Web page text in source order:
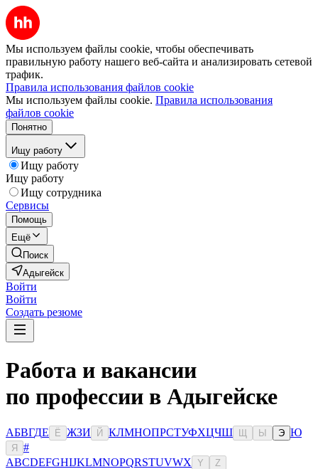
Мы используем файлы cookie, чтобы обеспечивать
правильную работу нашего веб-сайта и анализировать сетевой
трафик.
Правила использования файлов cookie
Мы используем файлы cookie. Правила использования
файлов cookie
Понятно
Ищу работу
Ищу работу
Ищу работу
Ищу сотрудника
Сервисы
Помощь
Ещё
Поиск
Адыгейск
Войти
Войти
Создать резюме
Работа и вакансии
по профессии в Адыгейске
АБВГДЕ Ё ЖЗИ Й КЛМНОПРСТУФХЦЧШ Ы Э Ю
Я
#
ABCDEFGHIJKLMNOPQRSTUVWX Y Z